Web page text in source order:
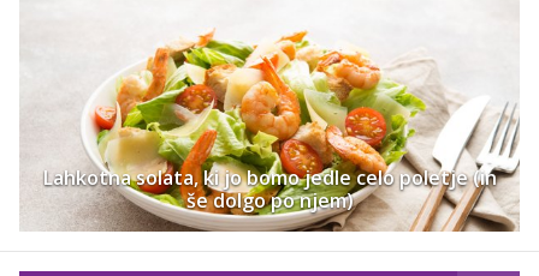
Lahkotna solata, ki jo bomo jedle celo poletje (in
še dolgo po njem)